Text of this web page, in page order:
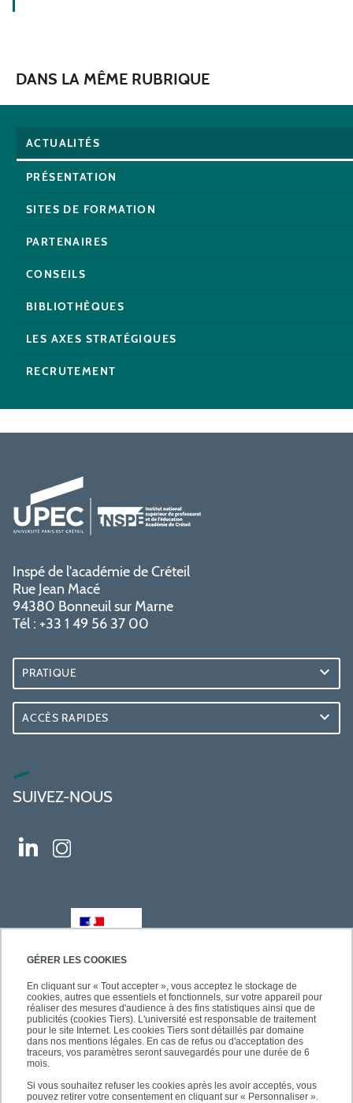
GÉRER LES COOKIES
En cliquant sur « Tout accepter », vous acceptez le stockage de
cookies, autres que essentiels et fonctionnels, sur votre appareil pour
réaliser des mesures d'audience à des fins statistiques ainsi que de
publicités (cookies Tiers). L'université est responsable de traitement
pour le site Internet. Les cookies Tiers sont détaillés par domaine
dans nos mentions légales. En cas de refus ou d'acceptation des
traceurs, vos paramètres seront sauvegardés pour une durée de 6
mois.
Si vous souhaitez refuser les cookies après les avoir acceptés, vous
pouvez retirer votre consentement en cliquant sur « Personnaliser ».
DANS LA MÊME RUBRIQUE
ACTUALITÉS
PRÉSENTATION
SITES DE FORMATION
PARTENAIRES
CONSEILS
BIBLIOTHÈQUES
LES AXES STRATÉGIQUES
RECRUTEMENT
Inspé de l'académie de Créteil
Rue Jean Macé
94380 Bonneuil sur Marne
Tél : +33 1 49 56 37 00
PRATIQUE
ACCÈS RAPIDES
SUIVEZ-NOUS